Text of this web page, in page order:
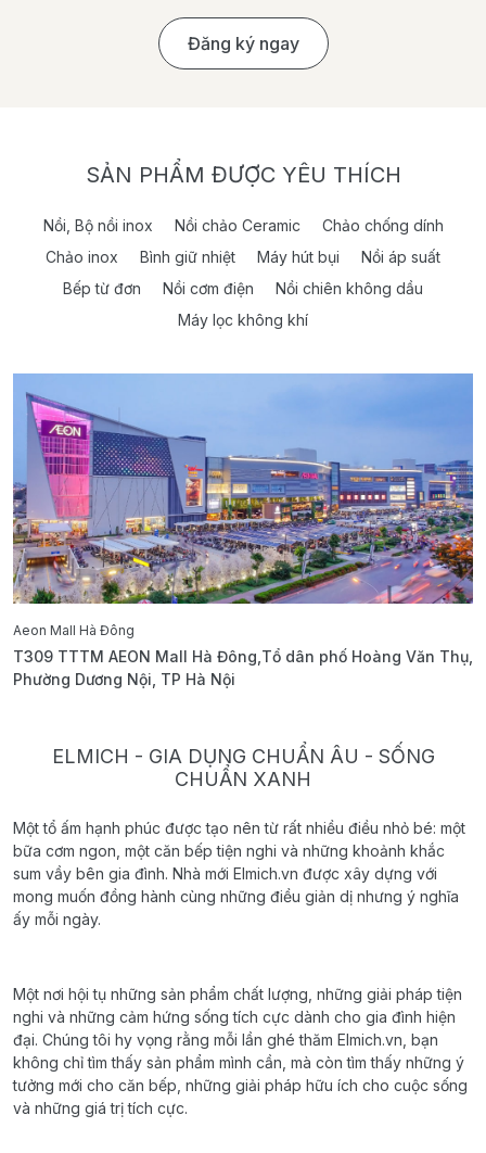
Đăng ký ngay
SẢN PHẨM ĐƯỢC YÊU THÍCH
Nồi, Bộ nồi inox Nồi chảo Ceramic
Chảo chống dính
Chảo inox
Bình giữ nhiệt Máy hút bụi
Nồi áp suất
Bếp từ đơn
Nồi cơm điện
Nồi chiên không dầu
Máy lọc không khí
Aeon Mall Hà Đông
T309 TTTM AEON Mall Hà Đông,Tổ dân phố Hoàng Văn Thụ,
Phường Dương Nội, TP Hà Nội
ELMICH - GIA DỤNG CHUẨN ÂU - SỐNG
CHUẨN XANH
Một tổ ấm hạnh phúc được tạo nên từ rất nhiều điều nhỏ bé: một
bữa cơm ngon, một căn bếp tiện nghi và những khoảnh khắc
sum vầy bên gia đình. Nhà mới Elmich.vn được xây dựng với
mong muốn đồng hành cùng những điều giản dị nhưng ý nghĩa
ấy mỗi ngày.
Một nơi hội tụ những sản phẩm chất lượng, những giải pháp tiện
nghi và những cảm hứng sống tích cực dành cho gia đình hiện
đại. Chúng tôi hy vọng rằng mỗi lần ghé thăm Elmich.vn, bạn
không chỉ tìm thấy sản phẩm mình cần, mà còn tìm thấy những ý
tưởng mới cho căn bếp, những giải pháp hữu ích cho cuộc sống
và những giá trị tích cực.